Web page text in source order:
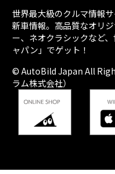
世界最大級のクルマ情報
新車情報。高品質なオリ
ー、ネオクラシックなど
ャパン」でゲット！
© AutoBild Japan All
ラム株式会社）